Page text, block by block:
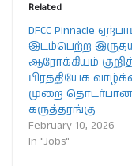
Related
DFCC Pinnacle
இடம்பெற்ற
ஆரோக்கியம்
பிரத்தியேக
முறை தொடர்பான
கருத்தரங்கு
February 10, 2026
In "Jobs"